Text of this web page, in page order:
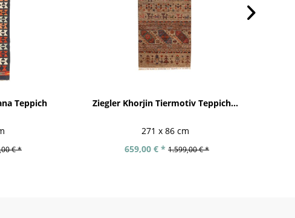
Teppich
€ *
Ziegler Khorjin Tiermotiv Teppich...
271 x 86 cm
659,00 € * 1.599,00 € *